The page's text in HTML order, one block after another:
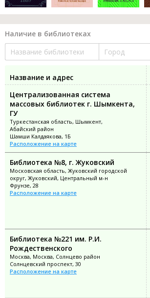
Наличие в библиотеках
Название и адрес
Централизованная система
массовых библиотек г. Шымкента,
ГУ
Туркестанская область, Шымкент,
Абайский район
Шамши Калдаякова, 1Б
Расположение на карте
Библиотека №8, г. Жуковский
Московская область, Жуковский городской
округ, Жуковский, Центральный м-н
Фрунзе, 28
Расположение на карте
Библиотека №221 им. Р.И.
Рождественского
Москва, Москва, Солнцево район
Солнцевский проспект, 30
Расположение на карте